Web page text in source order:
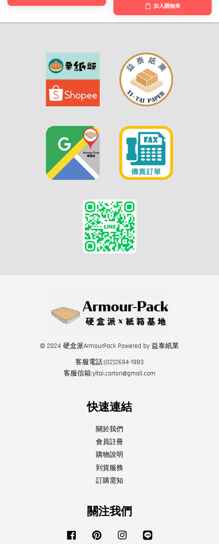
加入購物車
© 2024 硬盒派ArmourPack Powered by 益泰紙業
客服電話:(02)2694-1983
客服信箱:yitai.carton@gmail.com
快速連結
關於我們
會員註冊
購物說明
到貨服務
訂購需知
關注我們
Facebook Pinterest Instagram